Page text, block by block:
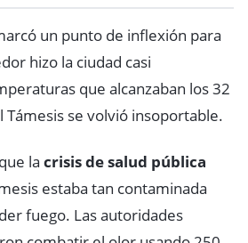
un punto de inflexión para
hizo la ciudad casi
que alcanzaban los 32
Támesis se volvió insoportable.
la crisis de salud pública
estaba tan contaminada
fuego. Las autoridades